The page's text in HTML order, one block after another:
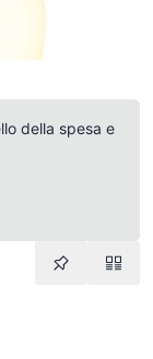
della spesa e